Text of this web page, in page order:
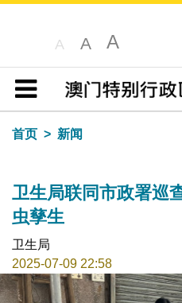
A A A
目录
首页
新闻
卫生局联同市政署巡
虫孳生
卫生局
2025-07-09 22:58